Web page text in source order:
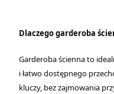
Dlaczego garderoba
Garderoba ścienna to
i łatwo dostępnego
kluczy, bez zajmowania